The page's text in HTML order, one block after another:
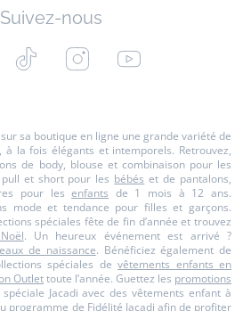
Suivez-nous
Tiktok InstagramYoutube
sa boutique en ligne une grande variété de
, à la fois élégants et intemporels. Retrouvez,
de body, blouse et combinaison pour les
et short pour les bébés et de pantalons,
pour lesenfants de 1 mois à 12 ans.
mode et tendance pour filles et garçons.
spéciales fête de fin d’année et trouvez
. Un heureux événement est arrivé ?
de naissance. Bénéficiez également de
spéciales devêtements enfants en
Outlettoute l’année. Guettez les promotions
Jacadi avec des vêtements enfant à
programme de Fidélité Jacadi afin de profiter